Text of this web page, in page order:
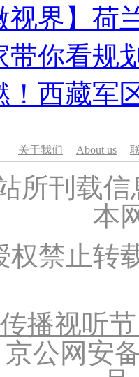
视界】荷
带你看规
！西藏军
关于我们 | About us |
所刊载
本
权禁止转
播视听
公网安